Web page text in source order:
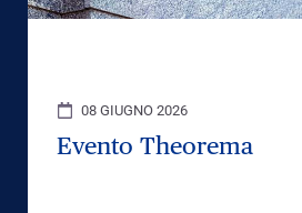
08 GIUGNO 2026
Evento Theorema